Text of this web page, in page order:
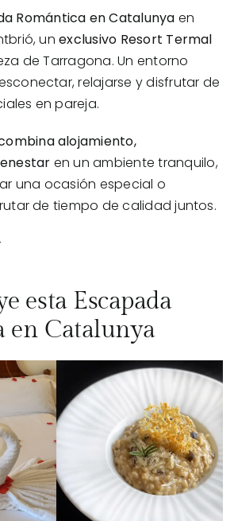
Romántica en Catalunya en
, unexclusivo Resort Termal
de Tarragona. Un entorno
relajarse y disfrutar de
en pareja.
alojamiento,
en un ambiente tranquilo,
una ocasión especial o
de tiempo de calidad juntos.
esta Escapada
en Catalunya